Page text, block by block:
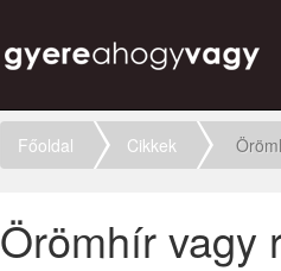
Főoldal Cikkek
Örömhír vagy